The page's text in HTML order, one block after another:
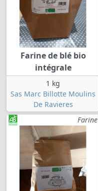
Farine de blé bio
intégrale
1 kg
Sas Marc Billotte Moulins
De Ravieres
Farine